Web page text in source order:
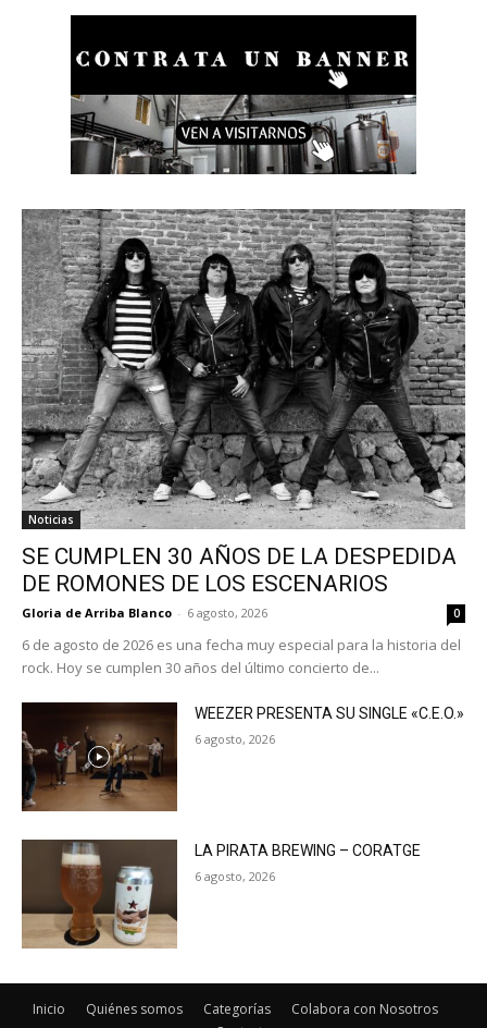
Noticias
SE CUMPLEN 30 AÑOS DE LA DESPEDIDA
DE ROMONES DE LOS ESCENARIOS
Gloria de Arriba Blanco - 6 agosto, 2026 0
6 de agosto de 2026 es una fecha muy especial para la historia del
rock. Hoy se cumplen 30 años del último concierto de...
WEEZER PRESENTA SU SINGLE «C.E.O.»
6 agosto, 2026
LA PIRATA BREWING – CORATGE
6 agosto, 2026
Inicio Quiénes somos Categorías
Colabora con Nosotros